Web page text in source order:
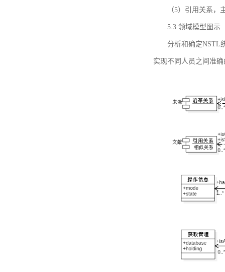
（5）引用关系，
5.3 领域模型图示
分析和确定NSTL
实现不同人员之间准